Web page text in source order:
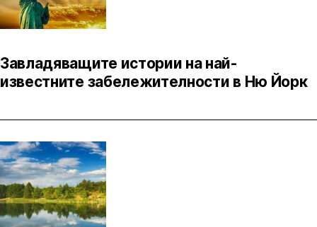
Завладяващите истории на най-
известните забележителности в Ню Йорк